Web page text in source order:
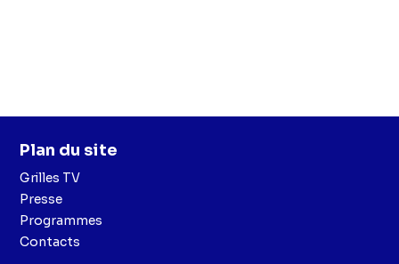
Plan du site
Grilles TV
Presse
Programmes
Contacts